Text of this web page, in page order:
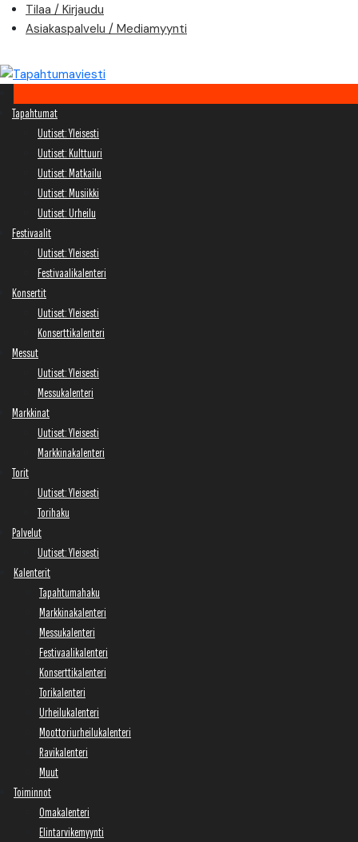
Skip
Tilaa / Kirjaudu
Asiakaspalvelu / Mediamyynti
Tapahtumat
Uutiset: Yleisesti
Uutiset: Kulttuuri
Uutiset: Matkailu
Uutiset: Musiikki
Uutiset: Urheilu
Festivaalit
Uutiset: Yleisesti
Festivaalikalenteri
Konsertit
Uutiset: Yleisesti
Konserttikalenteri
Messut
Uutiset: Yleisesti
Messukalenteri
Markkinat
Uutiset: Yleisesti
Markkinakalenteri
Torit
Uutiset: Yleisesti
Torihaku
Palvelut
Uutiset: Yleisesti
Kalenterit
Tapahtumahaku
Markkinakalenteri
Messukalenteri
Festivaalikalenteri
Konserttikalenteri
Torikalenteri
Urheilukalenteri
Moottoriurheilukalenteri
Ravikalenteri
Muut
Toiminnot
Omakalenteri
Elintarvikemyynti